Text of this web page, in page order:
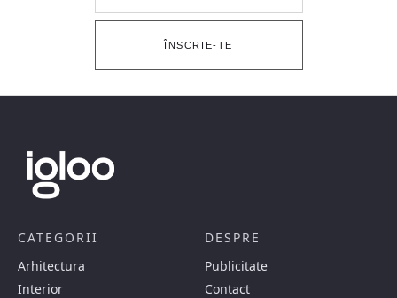
ÎNSCRIE-TE
CATEGORII
Arhitectura
Interior
DESPRE
Publicitate
Contact